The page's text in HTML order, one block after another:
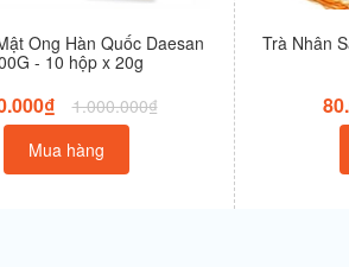
Ong Hàn Quốc Daesan
- 10 hộp x 20g
1.000.000₫
Mua hàng
Trà Nhân